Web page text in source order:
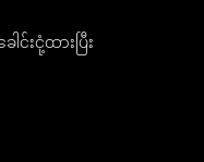
င်းငုံ့ထားပြီး